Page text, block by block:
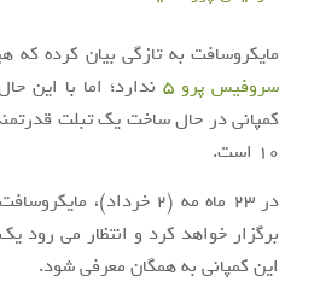
مایکروسافت به تازگی بیان کرده که
سروفیس پرو ۵
ندارد؛ اما با این
کمپانی در حال ساخت یک تبلت
۱۰ است.
در ۲۳ ماه مه (۲ خرداد)،
برگزار خواهد کرد و انتظار می رود
این کمپانی به همگان معرفی شود.